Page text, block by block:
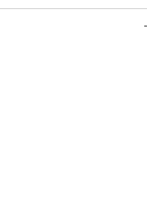
- Acoustic Version